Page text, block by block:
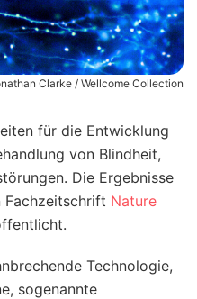
Clarke / Wellcome Collection
für die Entwicklung
von Blindheit,
Die Ergebnisse
Fachzeitschrift Nature
Technologie,
sogenannte